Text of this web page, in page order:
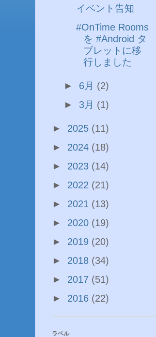
イベント告知
#OnTime Rooms
を #Android タ
ブレットに移
行しました
► 6月 (2)
► 3月 (1)
► 2025 (11)
► 2024 (18)
► 2023 (14)
► 2022 (21)
► 2021 (13)
► 2020 (19)
► 2019 (20)
► 2018 (34)
► 2017 (51)
► 2016 (22)
ラベル